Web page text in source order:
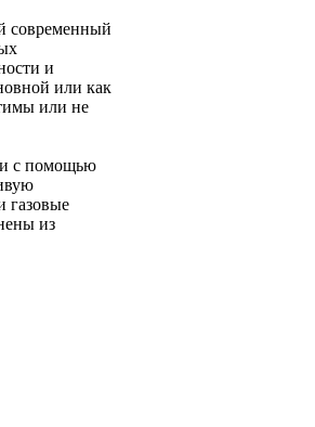
современный
и
или как
или не
с помощью
газовые
из